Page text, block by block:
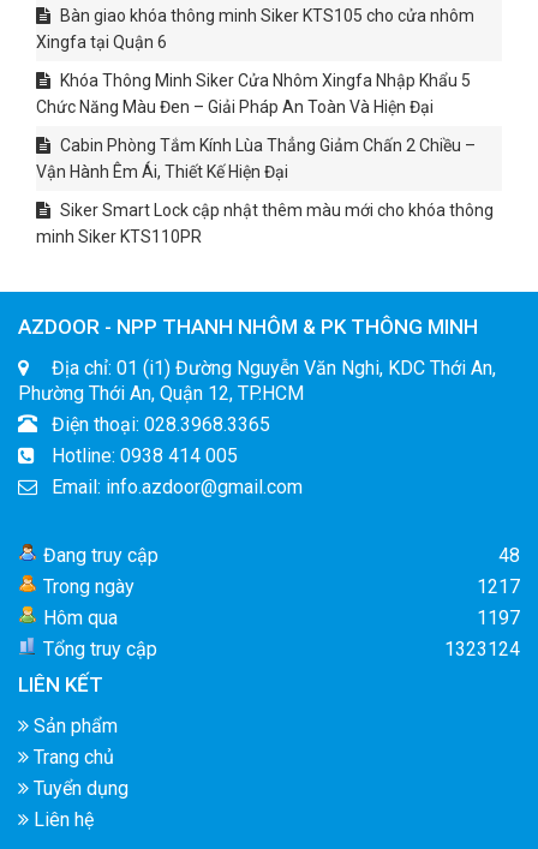
Bàn giao khóa thông minh Siker KTS105 cho cửa nhôm
Xingfa tại Quận 6
Khóa Thông Minh Siker Cửa Nhôm Xingfa Nhập Khẩu 5
Chức Năng Màu Đen – Giải Pháp An Toàn Và Hiện Đại
Cabin Phòng Tắm Kính Lùa Thẳng Giảm Chấn 2 Chiều –
Vận Hành Êm Ái, Thiết Kế Hiện Đại
Siker Smart Lock cập nhật thêm màu mới cho khóa thông
minh Siker KTS110PR
AZDOOR - NPP THANH NHÔM & PK THÔNG MINH
Địa chỉ: 01 (i1) Đường Nguyễn Văn Nghi, KDC Thới An,
Phường Thới An, Quận 12, TP.HCM
Điện thoại: 028.3968.3365
Hotline: 0938 414 005
Email: info.azdoor@gmail.com
Đang truy cập
48
Trong ngày
1217
Hôm qua
1197
Tổng truy cập
1323124
LIÊN KẾT
Sản phẩm
Trang chủ
Tuyển dụng
Liên hệ